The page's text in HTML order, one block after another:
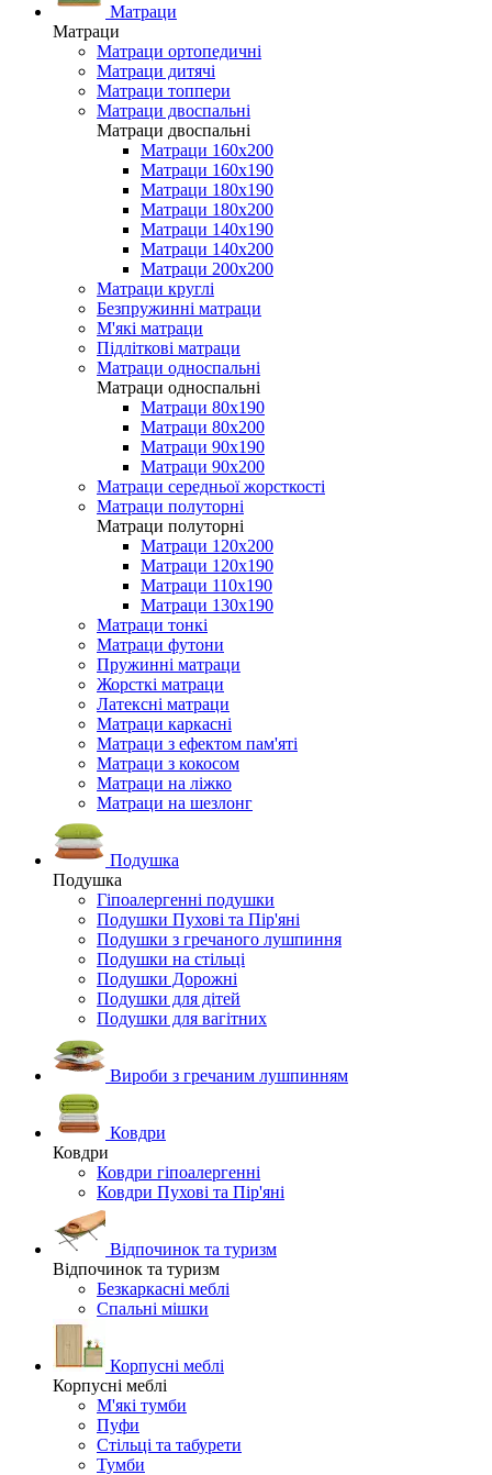
Матраци
Матраци
Матраци ортопедичні
Матраци дитячі
Матраци топпери
Матраци двоспальні
Матраци двоспальні
Матраци 160х200
Матраци 160х190
Матраци 180х190
Матраци 180х200
Матраци 140х190
Матраци 140х200
Матраци 200х200
Матраци круглі
Безпружинні матраци
М'які матраци
Підліткові матраци
Матраци односпальні
Матраци односпальні
Матраци 80х190
Матраци 80х200
Матраци 90х190
Матраци 90х200
Матраци середньої жорсткості
Матраци полуторні
Матраци полуторні
Матраци 120х200
Матраци 120х190
Матраци 110х190
Матраци 130х190
Матраци тонкі
Матраци футони
Пружинні матраци
Жорсткі матраци
Латексні матраци
Матраци каркасні
Матраци з ефектом пам'яті
Матраци з кокосом
Матраци на ліжко
Матраци на шезлонг
Подушка
Подушка
Гіпоалергенні подушки
Подушки Пухові та Пір'яні
Подушки з гречаного лушпиння
Подушки на стільці
Подушки Дорожні
Подушки для дітей
Подушки для вагітних
Вироби з гречаним лушпинням
Ковдри
Ковдри
Ковдри гіпоалергенні
Ковдри Пухові та Пір'яні
Відпочинок та туризм
Відпочинок та туризм
Безкаркасні меблі
Спальні мішки
Корпусні меблі
Корпусні меблі
М'які тумби
Пуфи
Стільці та табурети
Тумби